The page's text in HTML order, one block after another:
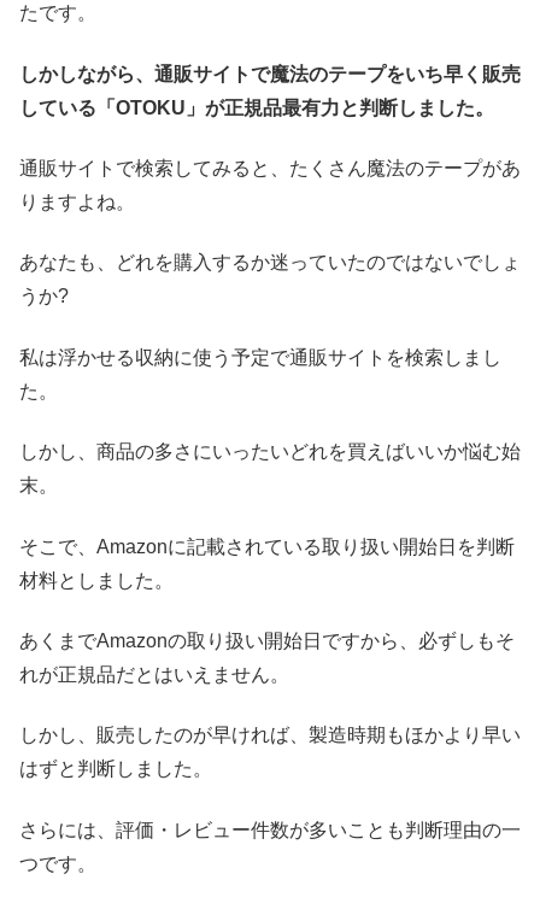
たです。
しかしながら、通販サイトで魔法のテープをいち早く販売
している「OTOKU」が正規品最有力と判断しました。
通販サイトで検索してみると、たくさん魔法のテープがあ
りますよね。
あなたも、どれを購入するか迷っていたのではないでしょ
うか?
私は浮かせる収納に使う予定で通販サイトを検索しまし
た。
しかし、商品の多さにいったいどれを買えばいいか悩む始
末。
そこで、Amazonに記載されている取り扱い開始日を判断
材料としました。
あくまでAmazonの取り扱い開始日ですから、必ずしもそ
れが正規品だとはいえません。
しかし、販売したのが早ければ、製造時期もほかより早い
はずと判断しました。
さらには、評価・レビュー件数が多いことも判断理由の一
つです。